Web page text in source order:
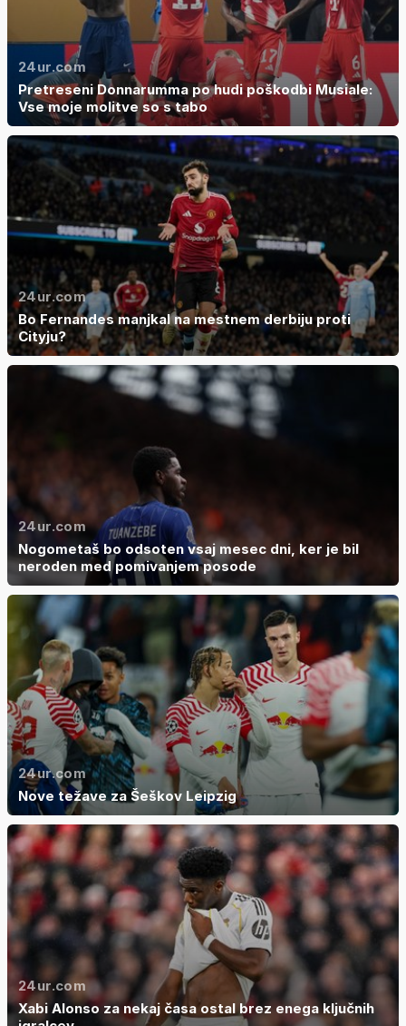
24ur.com
Pretreseni Donnarumma po hudi poškodbi Musiale:
Vse moje molitve so s tabo
24ur.com
Bo Fernandes manjkal na mestnem derbiju proti
Cityju?
24ur.com
Nogometaš bo odsoten vsaj mesec dni, ker je bil
neroden med pomivanjem posode
24ur.com
Nove težave za Šeškov Leipzig
24ur.com
Xabi Alonso za nekaj časa ostal brez enega ključnih